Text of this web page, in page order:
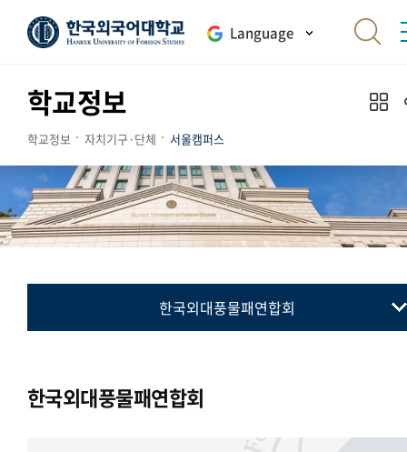
Language
학교정보
학교정보 자치기구·단체 서울캠퍼스
한국외대풍물패연합회
교지 편집위원회
국제학생회
한국외대풍물패연합회